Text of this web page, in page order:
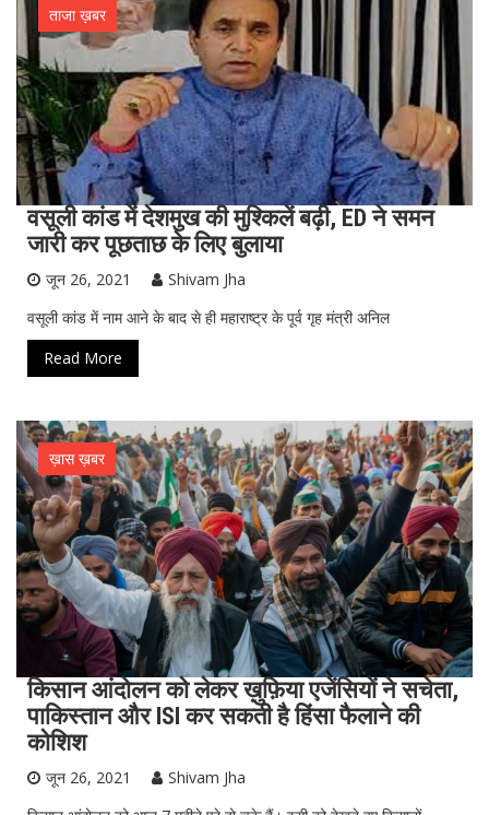
ताजा ख़बर
वसूली कांड में देशमुख की मुश्किलें बढ़ी, ED ने समन
जारी कर पूछताछ के लिए बुलाया
जून 26, 2021
Shivam Jha
वसूली कांड में नाम आने के बाद से ही महाराष्ट्र के पूर्व गृह मंत्री अनिल
Read More
ख़ास ख़बर
किसान आंदोलन को लेकर ख़ुफ़िया एजेंसियों ने सचेता,
पाकिस्तान और ISI कर सकती है हिंसा फैलाने की
कोशिश
जून 26, 2021
Shivam Jha